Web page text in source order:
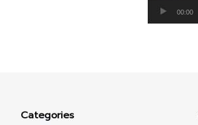
00:00
Categories